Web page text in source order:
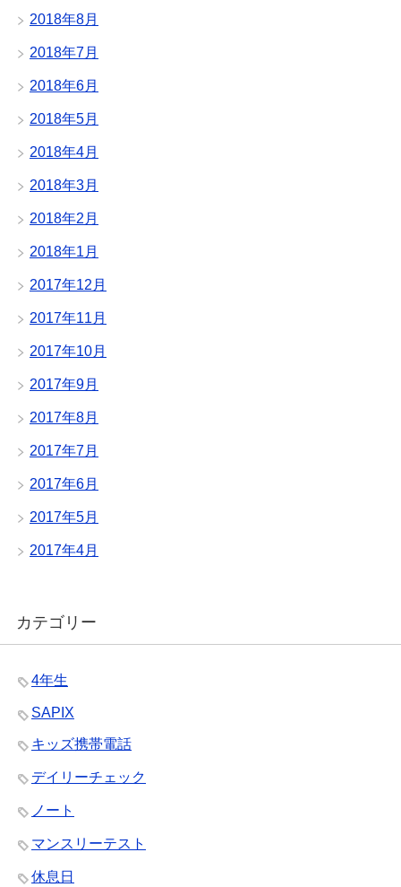
2018年8月
2018年7月
2018年6月
2018年5月
2018年4月
2018年3月
2018年2月
2018年1月
2017年12月
2017年11月
2017年10月
2017年9月
2017年8月
2017年7月
2017年6月
2017年5月
2017年4月
カテゴリー
4年生
SAPIX
キッズ携帯電話
デイリーチェック
ノート
マンスリーテスト
休息日